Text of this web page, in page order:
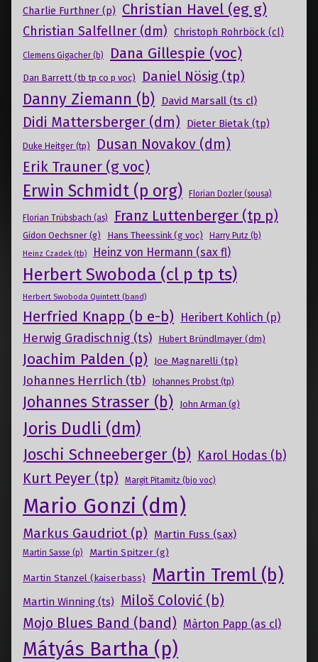
Charlie Furthner (p) Christian Havel (eg g)
Christian Salfellner (dm) Christoph Rohrböck (cl)
Clemens Gigacher (b) Dana Gillespie (voc)
Dan Barrett (tb tp co p voc) Daniel Nösig (tp)
Danny Ziemann (b) David Marsall (ts cl)
Didi Mattersberger (dm) Dieter Bietak (tp)
Duke Heitger (tp) Dusan Novakov (dm)
Erik Trauner (g voc)
Erwin Schmidt (p org) Florian Dozler (sousa)
Florian Trübsbach (as) Franz Luttenberger (tp p)
Gidon Oechsner (g) Hans Theessink (g voc) Harry Putz (b)
Heinz Czadek (tb) Heinz von Hermann (sax fl)
Herbert Swoboda (cl p tp ts)
Herbert Swoboda Quintett (band)
Herfried Knapp (b e-b) Heribert Kohlich (p)
Herwig Gradischnig (ts) Hubert Bründlmayer (dm)
Joachim Palden (p) Joe Magnarelli (tp)
Johannes Herrlich (tb) Johannes Probst (tp)
Johannes Strasser (b) John Arman (g)
Joris Dudli (dm)
Joschi Schneeberger (b) Karol Hodas (b)
Kurt Peyer (tp) Margit Pitamitz (bjo voc)
Mario Gonzi (dm)
Markus Gaudriot (p) Martin Fuss (sax)
Martin Sasse (p) Martin Spitzer (g)
Martin Stanzel (kaiserbass) Martin Treml (b)
Martin Winning (ts) Miloš Colović (b)
Mojo Blues Band (band) Màrton Papp (as cl)
Mátyás Bartha (p)